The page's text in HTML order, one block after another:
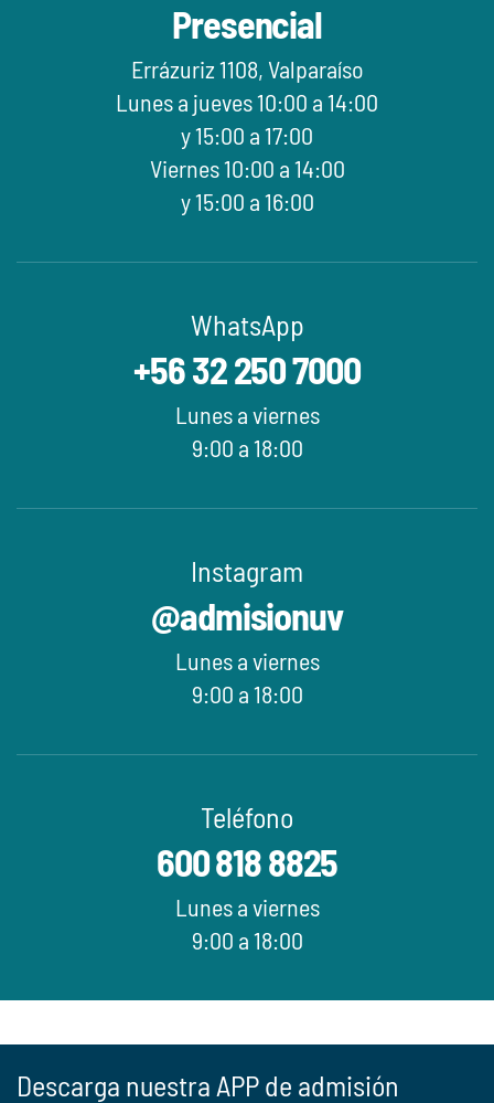
Presencial
Errázuriz 1108, Valparaíso
Lunes a jueves 10:00 a 14:00
y 15:00 a 17:00
Viernes 10:00 a 14:00
y 15:00 a 16:00
WhatsApp
+56 32 250 7000
Lunes a viernes
9:00 a 18:00
Instagram
@admisionuv
Lunes a viernes
9:00 a 18:00
Teléfono
600 818 8825
Lunes a viernes
9:00 a 18:00
Descarga nuestra APP de admisión